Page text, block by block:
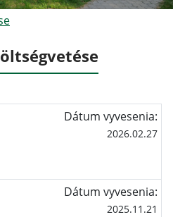
Dátum vyvesenia:
2026.02.27
Dátum vyvesenia:
2025.11.21